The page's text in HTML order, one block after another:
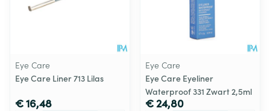
Eye Care
Eye Care Liner 713 Lilas
€ 16,48
Eye Care
Eye Care Eyeliner
Waterproof 331 Zwart 2,5ml
€ 24,80